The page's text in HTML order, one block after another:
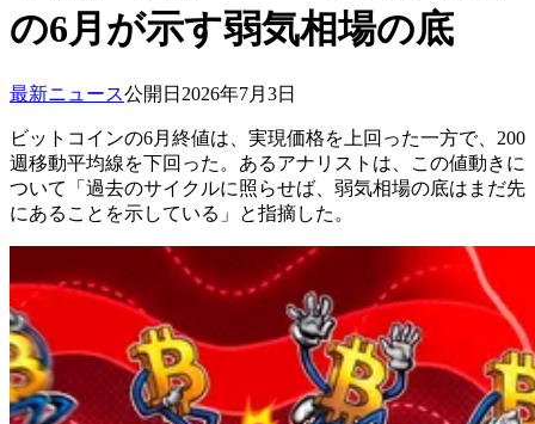
の6月が示す弱気相場の底
最新ニュース公開日 2026年7月3日
ビットコインの6月終値は、実現価格を上回った一方で、200
週移動平均線を下回った。あるアナリストは、この値動きに
ついて「過去のサイクルに照らせば、弱気相場の底はまだ先
にあることを示している」と指摘した。